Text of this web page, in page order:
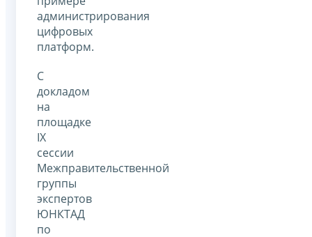
администрирования
цифровых
платформ.
С
докладом
на
площадке
IX
сессии
Межправительственной
группы
экспертов
ЮНКТАД
по